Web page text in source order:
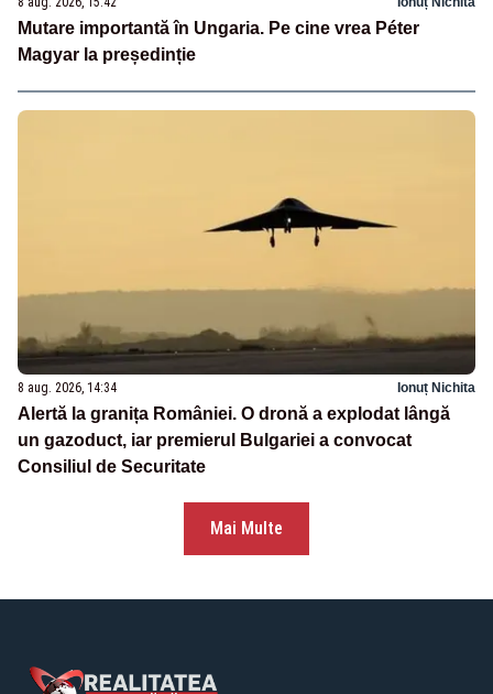
Mutare importantă în Ungaria. Pe cine vrea Péter
Magyar la președinție
8 aug. 2026, 14:34 Ionuț Nichita
Alertă la granița României. O dronă a explodat lângă
un gazoduct, iar premierul Bulgariei a convocat
Consiliul de Securitate
Mai Multe